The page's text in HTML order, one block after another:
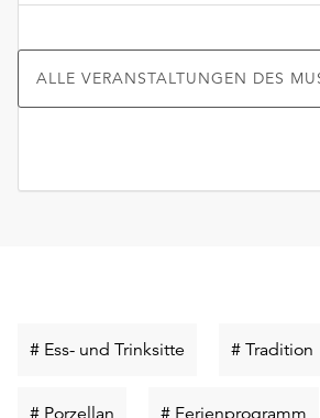
ALLE VERANSTALTUNGEN DES
# Ess- und Trinksitte Schlüsselwort
# Tradition
# Porzellan Schlüsselwort
# Ferienprogramm